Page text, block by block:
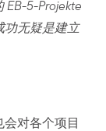
EB-5-Projekte
功无疑是建立
对各个项目